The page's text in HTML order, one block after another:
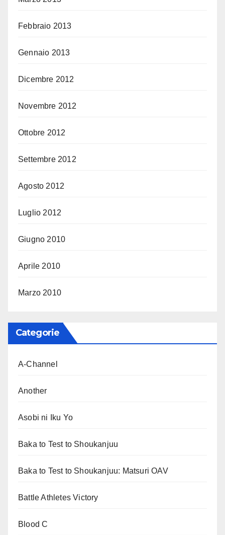
Febbraio 2013
Gennaio 2013
Dicembre 2012
Novembre 2012
Ottobre 2012
Settembre 2012
Agosto 2012
Luglio 2012
Giugno 2010
Aprile 2010
Marzo 2010
Categorie
A-Channel
Another
Asobi ni Iku Yo
Baka to Test to Shoukanjuu
Baka to Test to Shoukanjuu: Matsuri OAV
Battle Athletes Victory
Blood C